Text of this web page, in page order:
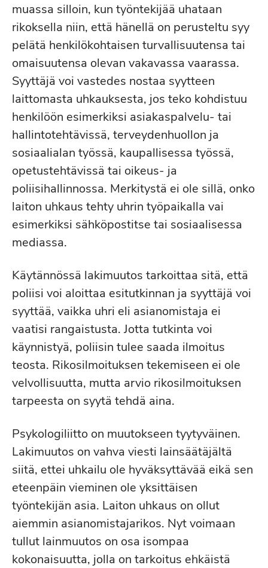
muassa silloin, kun työntekijää uhataan
rikoksella niin, että hänellä on perusteltu syy
pelätä henkilökohtaisen turvallisuutensa tai
omaisuutensa olevan vakavassa vaarassa.
Syyttäjä voi vastedes nostaa syytteen
laittomasta uhkauksesta, jos teko kohdistuu
henkilöön esimerkiksi asiakaspalvelu- tai
hallintotehtävissä, terveydenhuollon ja
sosiaalialan työssä, kaupallisessa työssä,
opetustehtävissä tai oikeus- ja
poliisihallinnossa. Merkitystä ei ole sillä, onko
laiton uhkaus tehty uhrin työpaikalla vai
esimerkiksi sähköpostitse tai sosiaalisessa
mediassa.
Käytännössä lakimuutos tarkoittaa sitä, että
poliisi voi aloittaa esitutkinnan ja syyttäjä voi
syyttää, vaikka uhri eli asianomistaja ei
vaatisi rangaistusta. Jotta tutkinta voi
käynnistyä, poliisin tulee saada ilmoitus
teosta. Rikosilmoituksen tekemiseen ei ole
velvollisuutta, mutta arvio rikosilmoituksen
tarpeesta on syytä tehdä aina.
Psykologiliitto on muutokseen tyytyväinen.
Lakimuutos on vahva viesti lainsäätäjältä
siitä, ettei uhkailu ole hyväksyttävää eikä sen
eteenpäin vieminen ole yksittäisen
työntekijän asia. Laiton uhkaus on ollut
aiemmin asianomistajarikos. Nyt voimaan
tullut lainmuutos on osa isompaa
kokonaisuutta, jolla on tarkoitus ehkäistä